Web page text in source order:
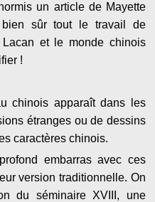
un article de Mayette
sûr tout le travail de
et le monde chinois
!
chinois apparaît dans les
étranges ou de dessins
caractères chinois.
embarras avec ces
version traditionnelle. On
du séminaire XVIII, une